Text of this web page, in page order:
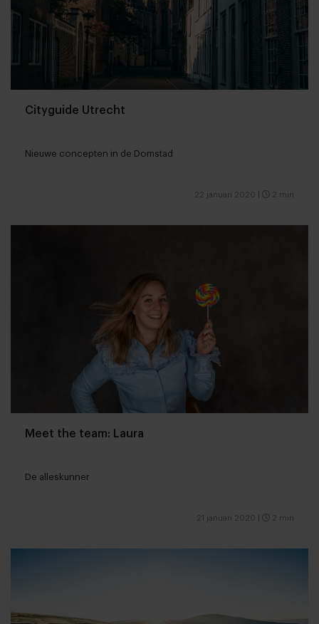
Cityguide Utrecht
Nieuwe concepten in de Domstad
22 januari 2020 2 min
Meet the team: Laura
De alleskunner
21 januari 2020 2 min